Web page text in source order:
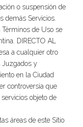
o suspensión de
demás Servicios.
Términos de Uso se
DIRECTO AL
a cualquier otro
Juzgados y
en la Ciudad
controversia que
objeto de
áreas de este Sitio